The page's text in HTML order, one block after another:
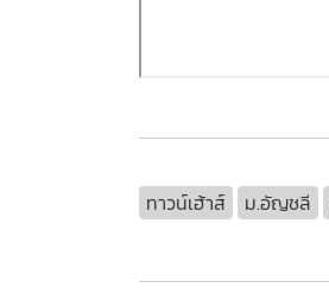
ทาวน์เฮ้าส์ ม.อัญชลี